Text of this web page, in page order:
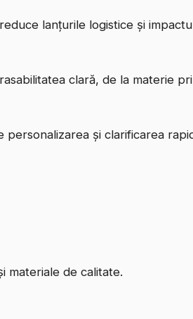
lanțurile logistice și
clară, de la materie
și clarificarea
materiale de calitate.